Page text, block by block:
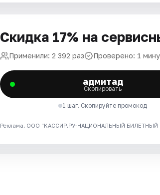
Скидка 17% на
Применили: 2 392 раз Проверено: 1
адмитад
Скопировать
1 шаг. Скопируйте промокод
Реклама. ООО "КАССИР.РУ-НАЦИОНАЛЬНЫЙ БИЛЕТНЫЙ